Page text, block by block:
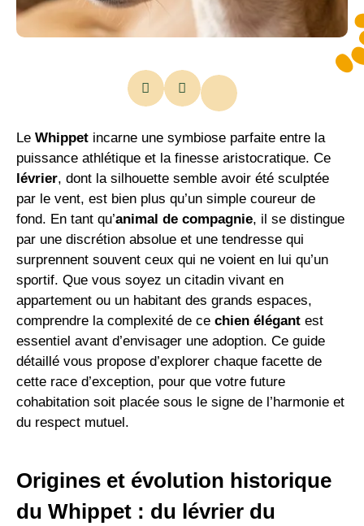
Le Whippet incarne une symbiose parfaite entre la
puissance athlétique et la finesse aristocratique. Ce
lévrier, dont la silhouette semble avoir été sculptée
par le vent, est bien plus qu’un simple coureur de
fond. En tant qu’animal de compagnie, il se distingue
par une discrétion absolue et une tendresse qui
surprennent souvent ceux qui ne voient en lui qu’un
sportif. Que vous soyez un citadin vivant en
appartement ou un habitant des grands espaces,
comprendre la complexité de ce chien élégant est
essentiel avant d’envisager une adoption. Ce guide
détaillé vous propose d’explorer chaque facette de
cette race d’exception, pour que votre future
cohabitation soit placée sous le signe de l’harmonie et
du respect mutuel.
Origines et évolution historique
du Whippet : du lévrier du